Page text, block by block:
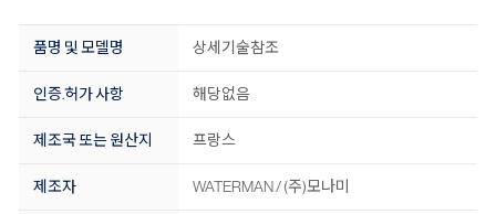
품명 및 모델명 상세기술참조
인증.허가 사항 해당없음
제조국 또는 원산지 프랑스
제조자 WATERMAN / (주)모나미